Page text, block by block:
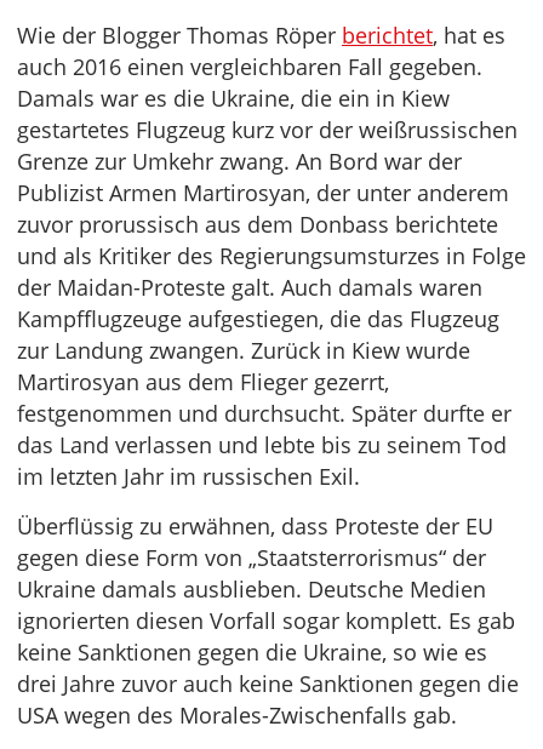
Wie der Blogger Thomas Röper berichtet, hat es
auch 2016 einen vergleichbaren Fall gegeben.
Damals war es die Ukraine, die ein in Kiew
gestartetes Flugzeug kurz vor der weißrussischen
Grenze zur Umkehr zwang. An Bord war der
Publizist Armen Martirosyan, der unter anderem
zuvor prorussisch aus dem Donbass berichtete
und als Kritiker des Regierungsumsturzes in Folge
der Maidan-Proteste galt. Auch damals waren
Kampfflugzeuge aufgestiegen, die das Flugzeug
zur Landung zwangen. Zurück in Kiew wurde
Martirosyan aus dem Flieger gezerrt,
festgenommen und durchsucht. Später durfte er
das Land verlassen und lebte bis zu seinem Tod
im letzten Jahr im russischen Exil.
Überflüssig zu erwähnen, dass Proteste der EU
gegen diese Form von „Staatsterrorismus“ der
Ukraine damals ausblieben. Deutsche Medien
ignorierten diesen Vorfall sogar komplett. Es gab
keine Sanktionen gegen die Ukraine, so wie es
drei Jahre zuvor auch keine Sanktionen gegen die
USA wegen des Morales-Zwischenfalls gab.